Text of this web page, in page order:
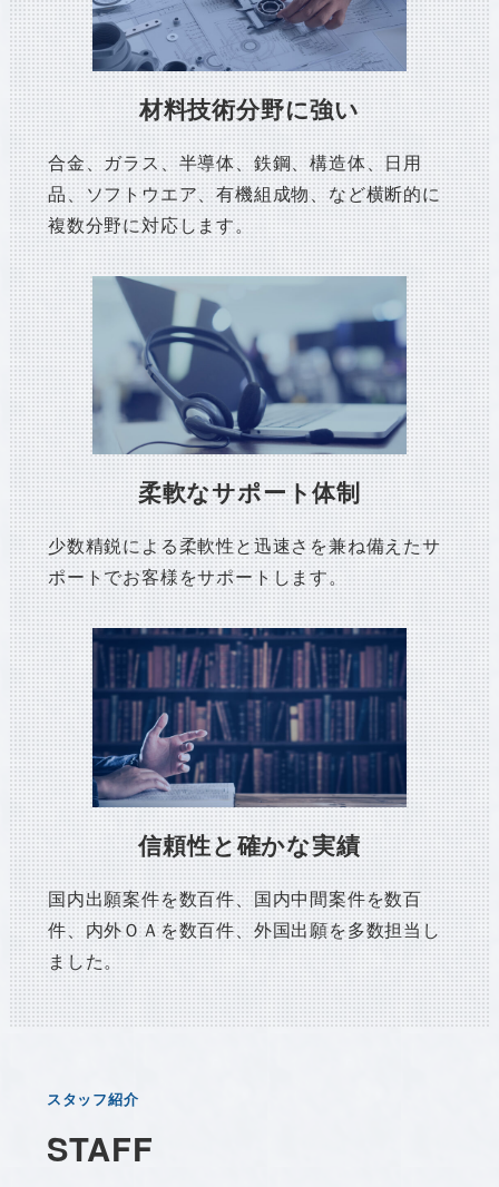
材料技術分野に強い
合金、ガラス、半導体、鉄鋼、構造体、日用
品、ソフトウエア、有機組成物、など横断的に
複数分野に対応します。
柔軟なサポート体制
少数精鋭による柔軟性と迅速さを兼ね備えたサ
ポートでお客様をサポートします。
信頼性と確かな実績
国内出願案件を数百件、国内中間案件を数百
件、内外ＯＡを数百件、外国出願を多数担当し
ました。
スタッフ紹介
STAFF